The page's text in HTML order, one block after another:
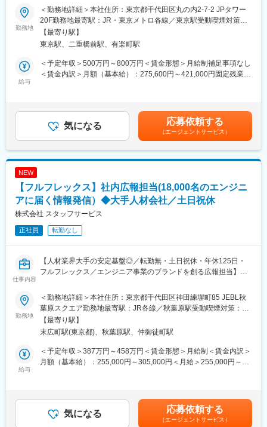
（MTGへの参加、社内外への連絡調整などサポートいただきま
す）
マニュアルは整備しておりますので能動的に学ぶ意欲のある方は
問題無くキャッチアップいただける環境です。
■キャリアパス：
・営業からディレクションまで一気通貫で行うスペシャリスト
得ることが可能です。その中で、ご自身のキャリアプラン・ライ
フプランとあわせながら、選択していくことが可能です。
ートとの両立も可能です（繁忙期の平均残業時間は20～30時
変更の範囲：会社の定める業務
■職務内容：
IR担当として投資家とのコミュニケーションを円滑にし、企業価
値向上に貢献する重要な役割を担っていただきます。経営陣や各
事業部門と連携し、企業の現状や将来展望を投資家に分かりやす
く伝え、信頼関係を構築していくことが求められます。
将来的には、IR戦略の立案・実行、海外IR対応など、より専門性
の高い業務にも携わっていただく可能性があります。
具体的には・・・
・ 投資家からの問い合わせ対応、IRミーティング等の設定・運営
・ 経営陣へのIR活動に関する報告・提案
関与しております。
■募集背景
当社は、売上高1.3兆円、時価総額1兆円を超え、さらなる企業価
値向上に向けて、IR体制の強化を図っています。近年、長期的な
IR活動を目指し、情報開示の強化を図っています。経営状況や今
後の成長戦略について、投資家への説明責任を果たし、企業価値
新たなメンバーを募集いたします。
■当社の特徴・魅力：
【売上１兆円を突破！13期連続過去最高の売上高・利益を更新】
都心で圧倒的なシェアを誇る戸建事業・マンション開発事業・不
動産流通事業を柱とした総合ディベロッパーです。創業から16年
目にあたる2013年に東証一部直接上場、2019年に売上5000億
東証プライム上場企業の中でトップクラスであり、現在日本をリ
ードする成長企業です。今後は日本一の企業を目指しています。
勤務地
＜勤務地詳細＞本社住所：東京都千代田区丸の内2-7-2 JPタワー
20F勤務地最寄駅：JR・東京メトロ各線／東京駅受動喫煙対策：
屋内全面禁煙変更の範囲：会社の定める事業所
【最寄り駅】
東京駅、二重橋前駅、有楽町駅
給与
＜予定年収＞500万円～800万円＜賃金形態＞月給制補足事項なし
＜賃金内訳＞月額（基本給）：275,600円～421,000円固定残業手
給与補足＞※前職の年収・経験を踏まえ決定致します。■昇給・昇
格：年２回■賞与：年２回（6月・12月）賃金はあくまでも目安の
金額であり、選考を通じて上下する可能性があります。月給(月額)
は固定手当を含めた表記です。
気になる 応募依頼する
（エージェントサービス）
NEW
【フルフレックス】社内広報担当(18,000名のエンジニ
アに届く情報発信）◆大手人材会社／土日祝休
株式会社 スタッフサービス
正社員 転勤なし
仕事内容
【人材業界大手の安定基盤◎／転勤無・土日祝休・年休125日・
フルフレックス／エンジニア事業のブランドを創る広報担当】
当社は人材派遣を主軸とし、企業ニーズに合わせ幅広いサービス
を提供する人材総合サービスグループです。
■業務内容
現在、日本ではIT人材不足が深刻化しており、エンジニアの育
成・活躍支援が社会課題となっています。当社は「すべてのエン
ジニアにチャンスを。」を掲げ、未経験からエンジニアを目指す
方を含め、多くのエンジニアのキャリア形成を支援しています。
価値向上を担うを募集します。
■業務詳細
勤務地
＜勤務地詳細＞本社住所：東京都千代田区神田練塀町85 JEBL秋
葉原スクエア勤務地最寄駅：JR各線／秋葉原駅受動喫煙対策：屋
内全面禁煙変更の範囲：会社の定める事業所
【最寄り駅】
末広町駅(東京都)、秋葉原駅、仲御徒町駅
給与
＜予定年収＞387万円～458万円＜賃金形態＞月給制＜賃金内訳＞
月額（基本給）：255,000円～305,000円＜月給＞255,000円～
あり、選考を通じて上下する可能性があります。月給(月額)は固定
手当を含めた表記です。
気になる 応募依頼する
（エージェントサービス）